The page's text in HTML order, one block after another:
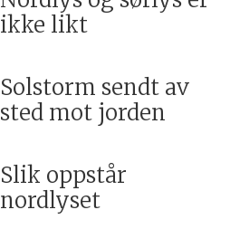
ikke likt
Solstorm sendt av
sted mot jorden
Slik oppstår
nordlyset